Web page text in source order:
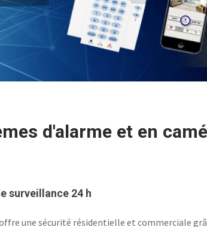
d'alarme et en
surveillance 24 h
une sécurité résidentielle et commerciale